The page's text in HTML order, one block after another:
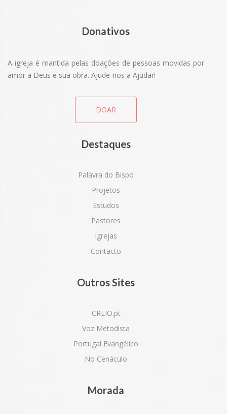
Donativos
A igreja é mantida pelas doações de pessoas movidas por
amor a Deus e sua obra. Ajude-nos a Ajudar!
DOAR
Destaques
Palavra do Bispo
Projetos
Estudos
Pastores
Igrejas
Contacto
Outros Sites
CREIO.pt
Voz Metodista
Portugal Evangélico
No Cenáculo
Morada